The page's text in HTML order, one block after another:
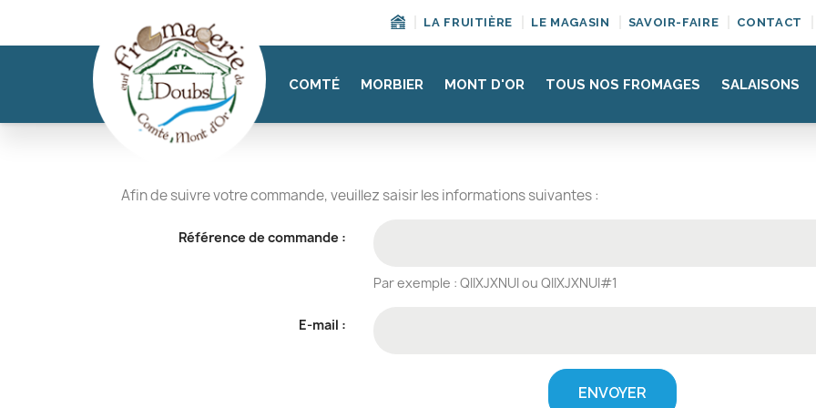
LA FRUITIÈRE LE MAGASIN SAVOIR-FAIRE CONTACT
COMTÉ MORBIER MONT D'OR TOUS NOS FROMAGES SALAISONS
Suivi de commande
Afin de suivre votre commande, veuillez saisir les informations suivantes :
Référence de commande :
Par exemple : QIIXJXNUI ou QIIXJXNUI#1
E-mail :
ENVOYER